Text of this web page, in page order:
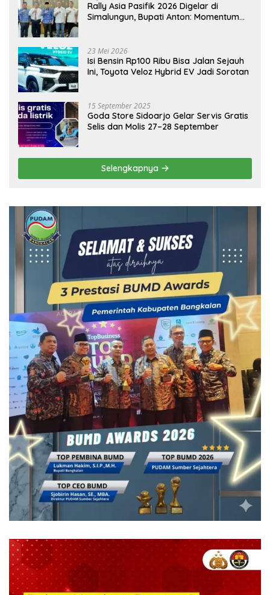
Rally Asia Pasifik 2026 Digelar di
Simalungun, Bupati Anton: Momentum
23 Mei 2026
Isi Bensin Rp100 Ribu Bisa Jalan Sejauh
Ini, Toyota Veloz Hybrid EV Jadi Sorotan
15 September 2025
Goda Store Sidoarjo Gelar Servis Gratis
Selis dan Molis 27–28 September
Selengkapnya